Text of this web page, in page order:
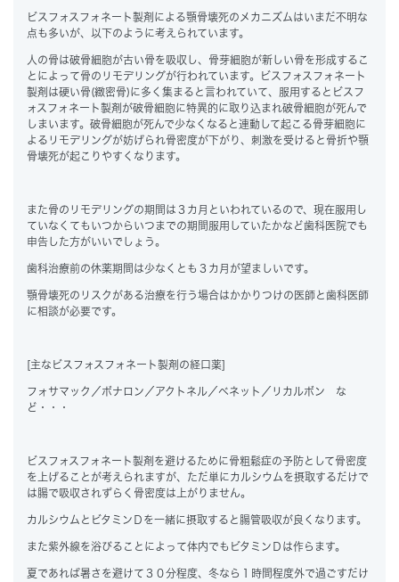
ビスフォスフォネート製剤による顎骨壊死のメカニズムはいまだ不明な
点も多いが、以下のように考えられています。
人の骨は破骨細胞が古い骨を吸収し、骨芽細胞が新しい骨を形成するこ
とによって骨のリモデリングが行われています。ビスフォスフォネート
製剤は硬い骨(緻密骨)に多く集まると言われていて、服用するとビスフ
ォスフォネート製剤が破骨細胞に特異的に取り込まれ破骨細胞が死んで
しまいます。破骨細胞が死んで少なくなると連動して起こる骨芽細胞に
よるリモデリングが妨げられ骨密度が下がり、刺激を受けると骨折や顎
骨壊死が起こりやすくなります。
また骨のリモデリングの期間は３カ月といわれているので、現在服用し
ていなくてもいつからいつまでの期間服用していたかなど歯科医院でも
申告した方がいいでしょう。
歯科治療前の休薬期間は少なくとも３カ月が望ましいです。
顎骨壊死のリスクがある治療を行う場合はかかりつけの医師と歯科医師
に相談が必要です。
[主なビスフォスフォネート製剤の経口薬]
フォサマック／ボナロン／アクトネル／ベネット／リカルボン な
ど・・・
ビスフォスフォネート製剤を避けるために骨粗鬆症の予防として骨密度
を上げることが考えられますが、ただ単にカルシウムを摂取するだけで
は腸で吸収されずらく骨密度は上がりません。
カルシウムとビタミンＤを一緒に摂取すると腸管吸収が良くなります。
また紫外線を浴びることによって体内でもビタミンＤは作らます。
夏であれば暑さを避けて３０分程度、冬なら１時間程度外で過ごすだけ